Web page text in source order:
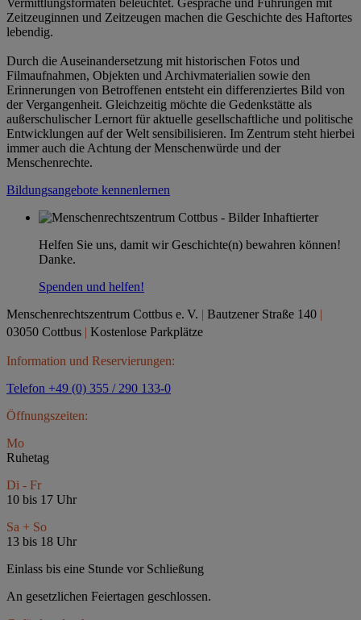
Zeitzeuginnen und Zeitzeugen machen die Geschichte des Haftortes
lebendig.
Durch die Auseinandersetzung mit historischen Fotos und
Filmaufnahmen, Objekten und Archivmaterialien sowie den
Erinnerungen von Betroffenen entsteht ein differenziertes Bild von
der Vergangenheit. Gleichzeitig möchte die Gedenkstätte als
außerschulischer Lernort für aktuelle gesellschaftliche und politische
Entwicklungen auf der Welt sensibilisieren. Im Zentrum steht hierbei
immer auch die Achtung der Menschenwürde und der
Menschenrechte.
Bildungsangebote kennenlernen
Helfen Sie uns, damit wir Geschichte(n) bewahren können!
Danke.
Spenden und helfen!
Menschenrechtszentrum Cottbus e. V. | Bautzener Straße 140 |
03050 Cottbus | Kostenlose Parkplätze
Information und Reservierungen:
Telefon +49 (0) 355 / 290 133-0
Öffnungszeiten:
Mo
Ruhetag
Di - Fr
10 bis 17 Uhr
Sa + So
13 bis 18 Uhr
Einlass bis eine Stunde vor Schließung
An gesetzlichen Feiertagen geschlossen.